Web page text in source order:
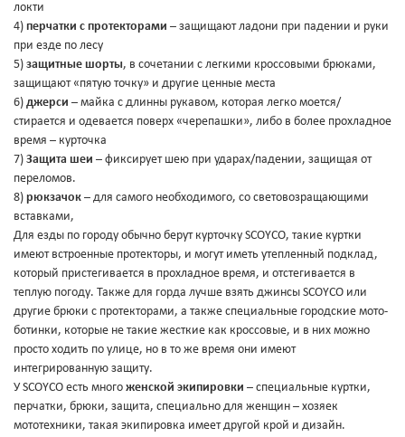
локти
4) перчатки с протекторами – защищают ладони при падении и руки
при езде по лесу
5) защитные шорты, в сочетании с легкими кроссовыми брюками,
защищают «пятую точку» и другие ценные места
6) джерси – майка с длинны рукавом, которая легко моется/
стирается и одевается поверх «черепашки», либо в более прохладное
время – курточка
7) Защита шеи – фиксирует шею при ударах/падении, защищая от
переломов.
8) рюкзачок – для самого необходимого, со световозращающими
вставками,
Для езды по городу обычно берут курточку SCOYCO, такие куртки
имеют встроенные протекторы, и могут иметь утепленный подклад,
который пристегивается в прохладное время, и отстегивается в
теплую погоду. Также для горда лучше взять джинсы SCOYCO или
другие брюки с протекторами, а также специальные городские мото-
ботинки, которые не такие жесткие как кроссовые, и в них можно
просто ходить по улице, но в то же время они имеют
интегрированную защиту.
У SCOYCO есть много женской экипировки – специальные куртки,
перчатки, брюки, защита, специально для женщин – хозяек
мототехники, такая экипировка имеет другой крой и дизайн.